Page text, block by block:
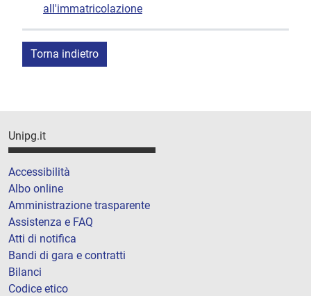
all'immatricolazione
Torna indietro
Unipg.it
Accessibilità
Albo online
Amministrazione trasparente
Assistenza e FAQ
Atti di notifica
Bandi di gara e contratti
Bilanci
Codice etico